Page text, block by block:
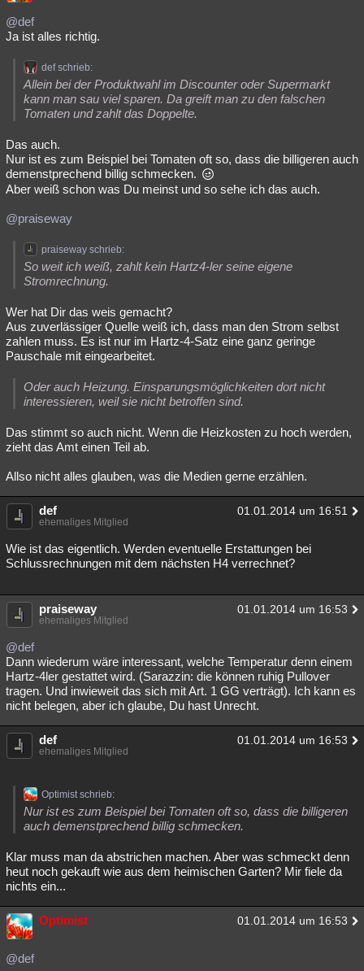
@def
Ja ist alles richtig.
def schrieb:
Allein bei der Produktwahl im Discounter oder Supermarkt
kann man sau viel sparen. Da greift man zu den falschen
Tomaten und zahlt das Doppelte.
Das auch.
Nur ist es zum Beispiel bei Tomaten oft so, dass die billigeren auch
demenstprechend billig schmecken.
Aber weiß schon was Du meinst und so sehe ich das auch.
@praiseway
praiseway schrieb:
So weit ich weiß, zahlt kein Hartz4-ler seine eigene
Stromrechnung.
Wer hat Dir das weis gemacht?
Aus zuverlässiger Quelle weiß ich, dass man den Strom selbst
zahlen muss. Es ist nur im Hartz-4-Satz eine ganz geringe
Pauschale mit eingearbeitet.
Oder auch Heizung. Einsparungsmöglichkeiten dort nicht
interessieren, weil sie nicht betroffen sind.
Das stimmt so auch nicht. Wenn die Heizkosten zu hoch werden,
zieht das Amt einen Teil ab.
Allso nicht alles glauben, was die Medien gerne erzählen.
def 01.01.2014 um 16:51
ehemaliges Mitglied
Wie ist das eigentlich. Werden eventuelle Erstattungen bei
Schlussrechnungen mit dem nächsten H4 verrechnet?
praiseway 01.01.2014 um 16:53
ehemaliges Mitglied
@def
Dann wiederum wäre interessant, welche Temperatur denn einem
Hartz-4ler gestattet wird. (Sarazzin: die können ruhig Pullover
tragen. Und inwieweit das sich mit Art. 1 GG verträgt). Ich kann es
nicht belegen, aber ich glaube, Du hast Unrecht.
def 01.01.2014 um 16:53
ehemaliges Mitglied
Optimist schrieb:
Nur ist es zum Beispiel bei Tomaten oft so, dass die billigeren
auch demenstprechend billig schmecken.
Klar muss man da abstrichen machen. Aber was schmeckt denn
heut noch gekauft wie aus dem heimischen Garten? Mir fiele da
nichts ein...
Optimist 01.01.2014 um 16:53
@def